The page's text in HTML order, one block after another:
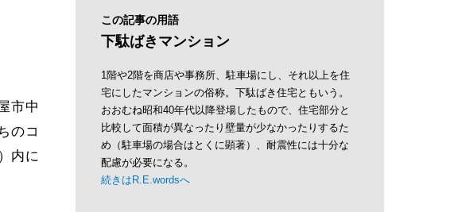
市中
のコ
内に
この記事の用語
下駄ばきマンション
1階や2階を商店や事務所、駐車場にし、それ以上を住
宅にしたマンションの俗称。下駄ばき住宅ともいう。
おおむね昭和40年代以降登場したもので、住宅部分と
比較して面積が異なったり壁量が少なかったりするた
め（駐車場の場合はとくに顕著）、耐震性には十分な
配慮が必要になる。
続きはR.E.wordsへ